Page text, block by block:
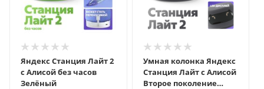
Яндекс Станция Лайт 2
с Алисой без часов
Зелёный
Умная колонка Яндекс
Станция Лайт с Алисой
Второе поколение